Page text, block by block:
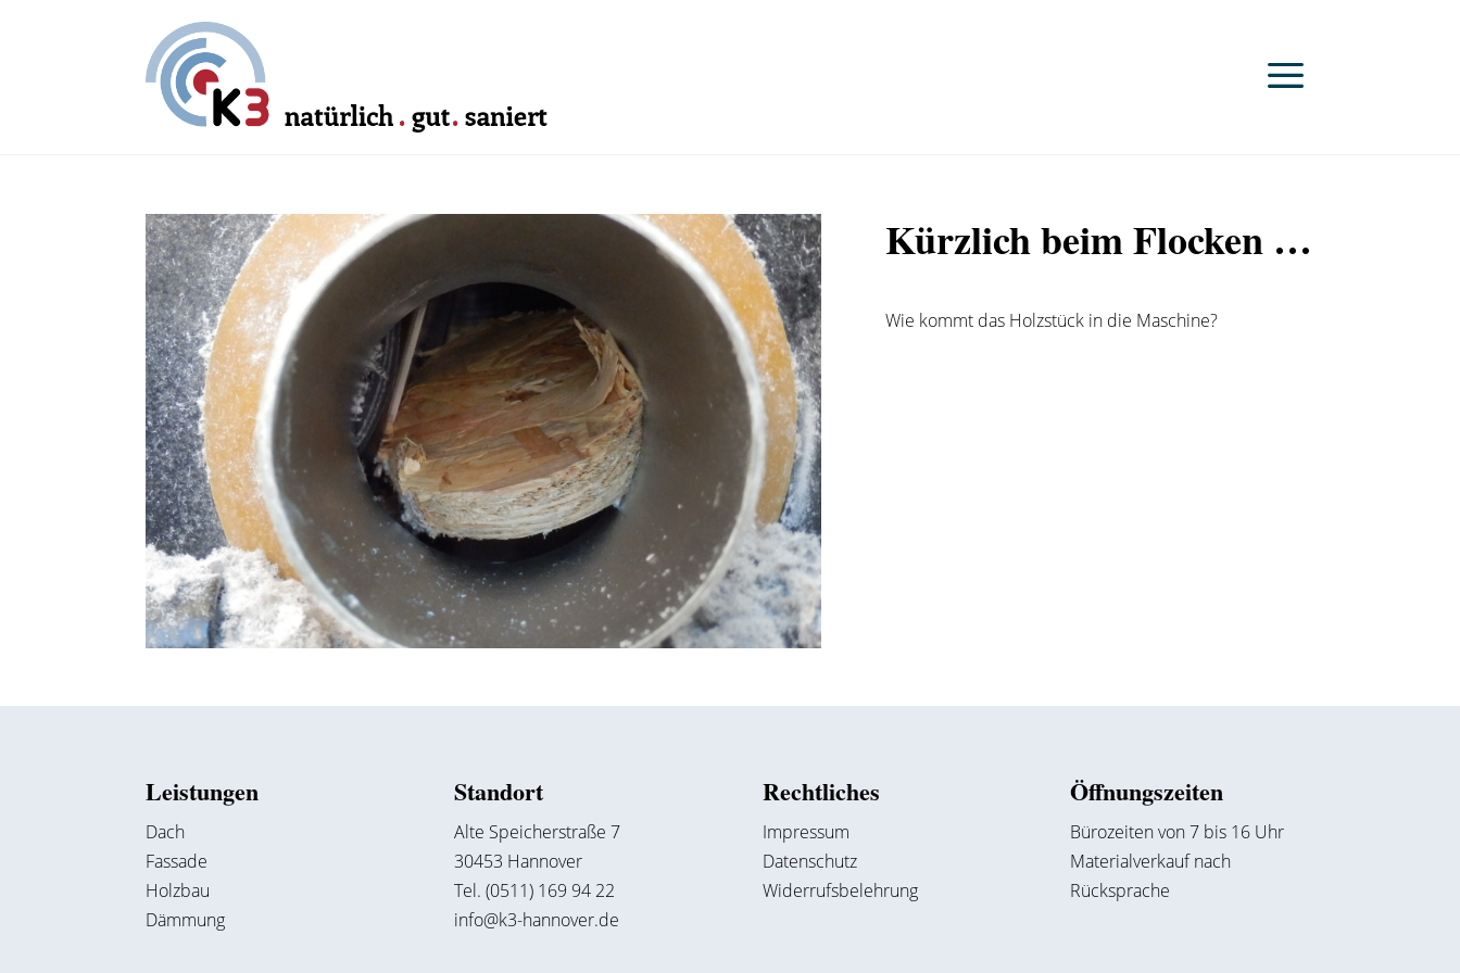
Kürzlich beim Flocken …
Wie kommt das Holzstück in die Maschine?
Leistungen
Dach
Fassade
Holzbau
Dämmung
Standort
Alte Speicherstraße 7
30453 Hannover
Tel. (0511) 169 94 22
info@k3-hannover.de
Rechtliches
Impressum
Datenschutz
Widerrufsbelehrung
Öffnungszeiten
Bürozeiten von 7 bis 16 Uhr
Materialverkauf nach
Rücksprache